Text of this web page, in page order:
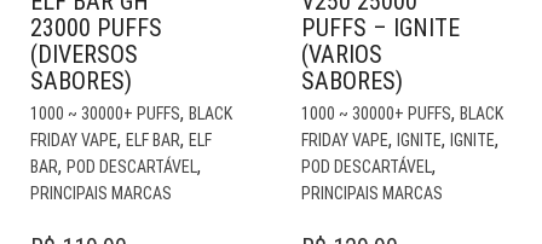
23000 PUFFS
(DIVERSOS
SABORES)
1000 ~ 30000+ PUFFS, BLACK
FRIDAY VAPE, ELF BAR, ELF
BAR, POD DESCARTÁVEL,
PRINCIPAIS MARCAS
PRODUTO
PUFFS – IGNITE
(VARIOS
SABORES)
1000 ~ 30000+ PUFFS, BLACK
FRIDAY VAPE, IGNITE, IGNITE,
POD DESCARTÁVEL,
PRINCIPAIS MARCAS